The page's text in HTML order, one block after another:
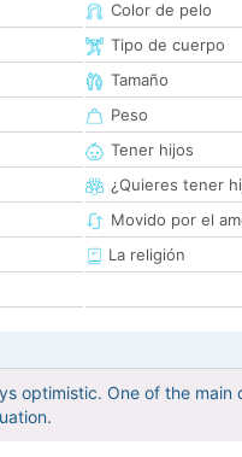
Color de pelo
Tipo de cuerpo
Tamaño
Peso
Tener hijos
¿Quieres tener
Movido por el
La religión
optimistic. One of the